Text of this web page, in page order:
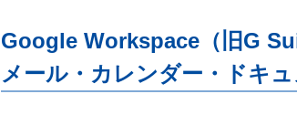
Google Workspace（旧G
メール・カレンダー・ドキ